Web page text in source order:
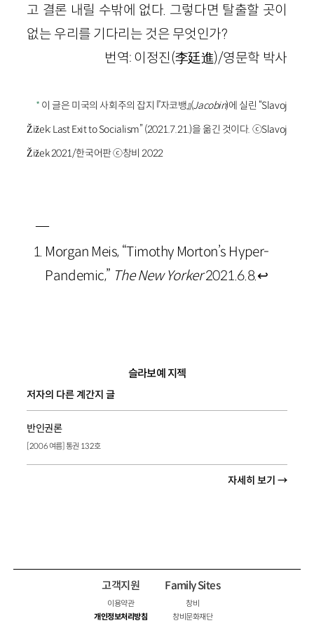
고 결론 내릴 수밖에 없다. 그렇다면 탈출할 곳이
없는 우리를 기다리는 것은 무엇인가?
번역: 이정진(李廷進)/영문학 박사
* 이 글은 미국의 사회주의 잡지 『자코뱅』(Jacobin)에 실린 “Slavoj
Žižek: Last Exit to Socialism” (2021.7.21.)을 옮긴 것이다. ⓒSlavoj
Žižek 2021/한국어판 ⓒ창비 2022
—
Morgan Meis, “Timothy Morton’s Hyper-
Pandemic,” The New Yorker2021.6.8.↩
슬라보예 지젝
저자의 다른 계간지 글
반인권론
[2006 여름] 통권 132호
자세히 보기 →
고객지원
이용약관
개인정보처리방침
Family Sites
창비
창비문화재단